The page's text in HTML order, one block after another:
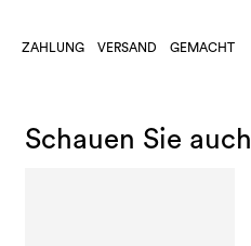
ZAHLUNG VERSAND GEMACHT
Schauen Sie auch